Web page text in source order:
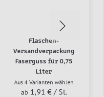
Flaschen-
Versandverpackung
Faserguss für 0,75
Liter
Aus 4 Varianten wählen
ab 1,91 € / St.